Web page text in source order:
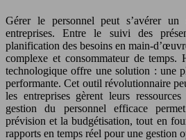
Gérer le personnel peut s’avérer
entreprises. Entre le suivi des
planification des besoins en main-
complexe et consommateur de temps.
technologique offre une solution : une
performante. Cet outil révolutionnaire
les entreprises gèrent leurs
gestion du personnel efficace
prévision et la budgétisation, tout en
rapports en temps réel pour une gestion